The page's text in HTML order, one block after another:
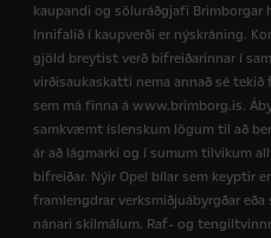
kaupandi og söluráðgjafi Brimborgar
Innifalið í kaupverði er nýskráning.
gjöld breytist verð bifreiðarinnar í
virðisaukaskatti nema annað sé
sem má finna á www.brimborg.is.
samkvæmt íslenskum lögum til að
ár að lágmarki og í sumum tilvikum
bifreiðar. Nýir Opel bílar sem keyptir
framlengdrar verksmiðjuábyrgðar eða
nánari skilmálum. Raf- og